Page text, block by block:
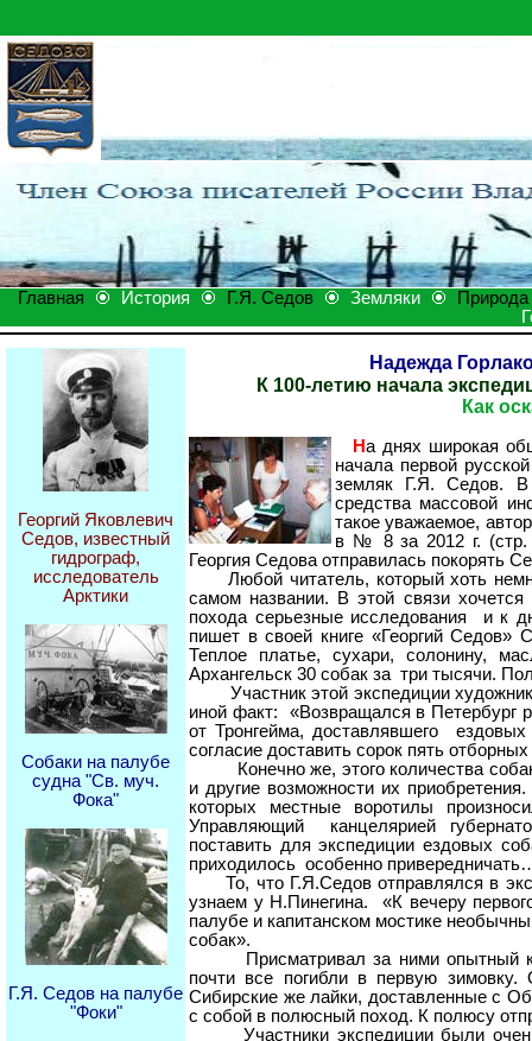
Главная История Г.Я. Седов Земляки
Природа
Георгий Яковлевич
Седов, известный
гидрограф,
исследователь
Арктики
Собаки на палубе
судна "Св. муч.
Фока"
Г.Я. Седов на палубе
"Фоки"
Надежда
К 100-летию начала
Как
На днях широкая
начала первой
земляк Г.Я. Седов. В
средства массовой
такое уважаемое,
в № 8 за 2012 г. (стр.
Георгия Седова отправилась покорять
Любой читатель, который хоть
самом названии. В этой связи
похода серьезные исследования и к
пишет в своей книге «Георгий
Теплое платье, сухари, солонину,
Архангельск 30 собак за три тысячи.
Участник этой экспедиции художник
иной факт: «Возвращался в Петербург
от Тронгейма, доставлявшего
согласие доставить сорок пять
Конечно же, этого количества собак
и другие возможности их
которых местные воротилы
Управляющий канцелярией
поставить для экспедиции ездовых
приходилось особенно
То, что Г.Я.Седов отправлялся в
узнаем у Н.Пинегина. «К вечеру
палубе и капитанском мостике
собак».
Присматривал за ними опытный
почти все погибли в первую
Сибирские же лайки, доставленные с
с собой в полюсный поход. К полюсу
Участники экспедиции были очень